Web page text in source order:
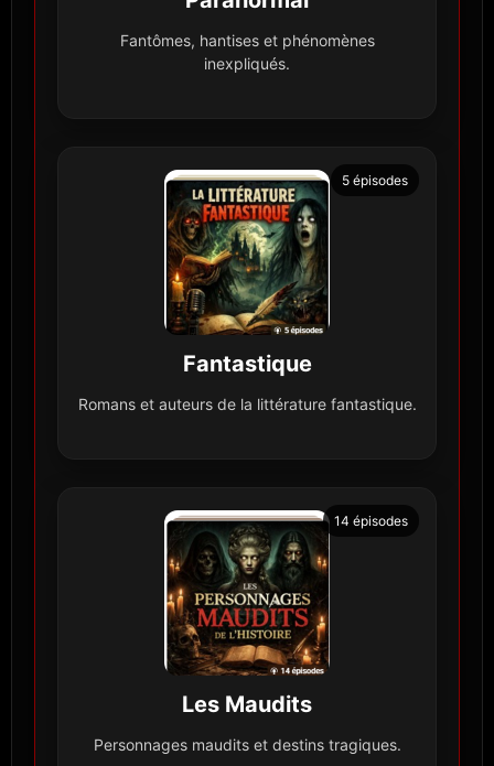
Fantômes, hantises et phénomènes
inexpliqués.
5 épisodes
Fantastique
Romans et auteurs de la littérature fantastique.
14 épisodes
Les Maudits
Personnages maudits et destins tragiques.